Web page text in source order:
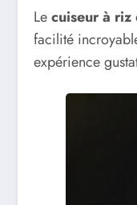
Lecuiseur à
facilité
expérience